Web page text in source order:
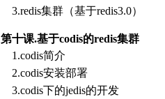
3.redis集群（基于redis3.0）
第十课.基于codis的redis集群
1.codis简介
2.codis安装部署
3.codis下的jedis的开发